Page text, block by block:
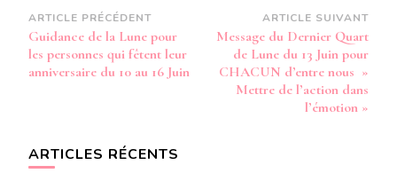
LE
TOUT
AGISSE
Navigation
d’article
ARTICLE PRÉCÉDENT
Guidance de la Lune pour
les personnes qui fêtent leur
anniversaire du 10 au 16 Juin
ARTICLE SUIVANT
Message du Dernier Quart
de Lune du 13 Juin pour
CHACUN d’entre nous »
Mettre de l’action dans
l’émotion »
ARTICLES RÉCENTS